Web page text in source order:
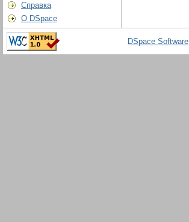
Справка
О DSpace
DSpace Software